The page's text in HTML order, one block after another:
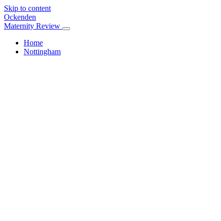
Skip to content
Ockenden
Maternity Review
Home
Nottingham